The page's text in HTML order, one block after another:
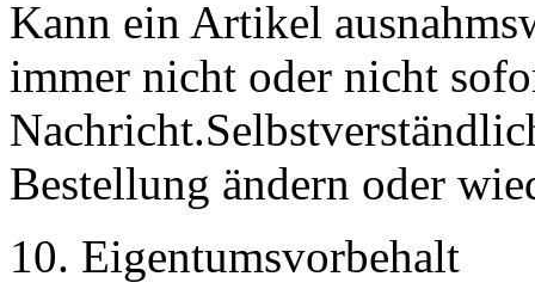
Kann ein Artikel
immer nicht oder nicht
Bestellung ändern oder
10. Eigentumsvorbehalt